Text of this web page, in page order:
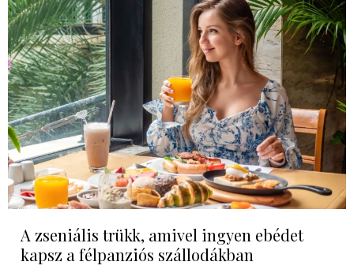
A zseniális trükk, amivel ingyen ebédet
kapsz a félpanziós szállodákban